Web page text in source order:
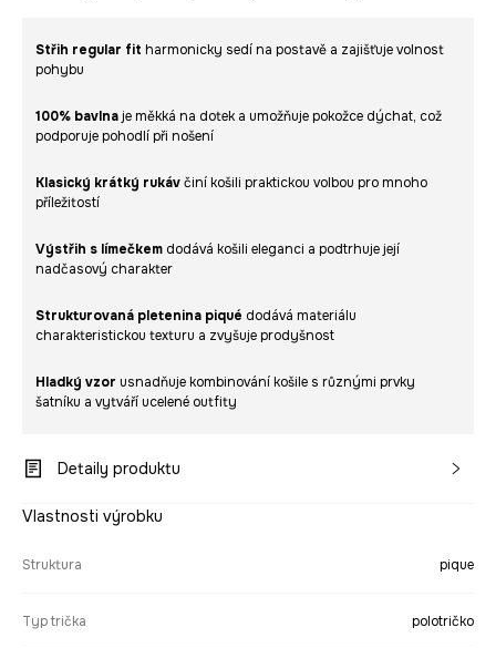
Střih regular fit harmonicky sedí na postavě a zajišťuje volnost
pohybu
100% bavlnaje měkká na dotek a umožňuje pokožce dýchat, což
podporuje pohodlí při nošení
Klasický krátký rukávčiní košili praktickou volbou pro mnoho
příležitostí
Výstřih s límečkem dodává košili eleganci a podtrhuje její
nadčasový charakter
Strukturovaná pletenina piqué dodává materiálu
charakteristickou texturu a zvyšuje prodyšnost
Hladký vzor usnadňuje kombinování košile s různými prvky
šatníku a vytváří ucelené outfity
Detaily produktu
Vlastnosti výrobku
Struktura pique
Typ trička polotričko